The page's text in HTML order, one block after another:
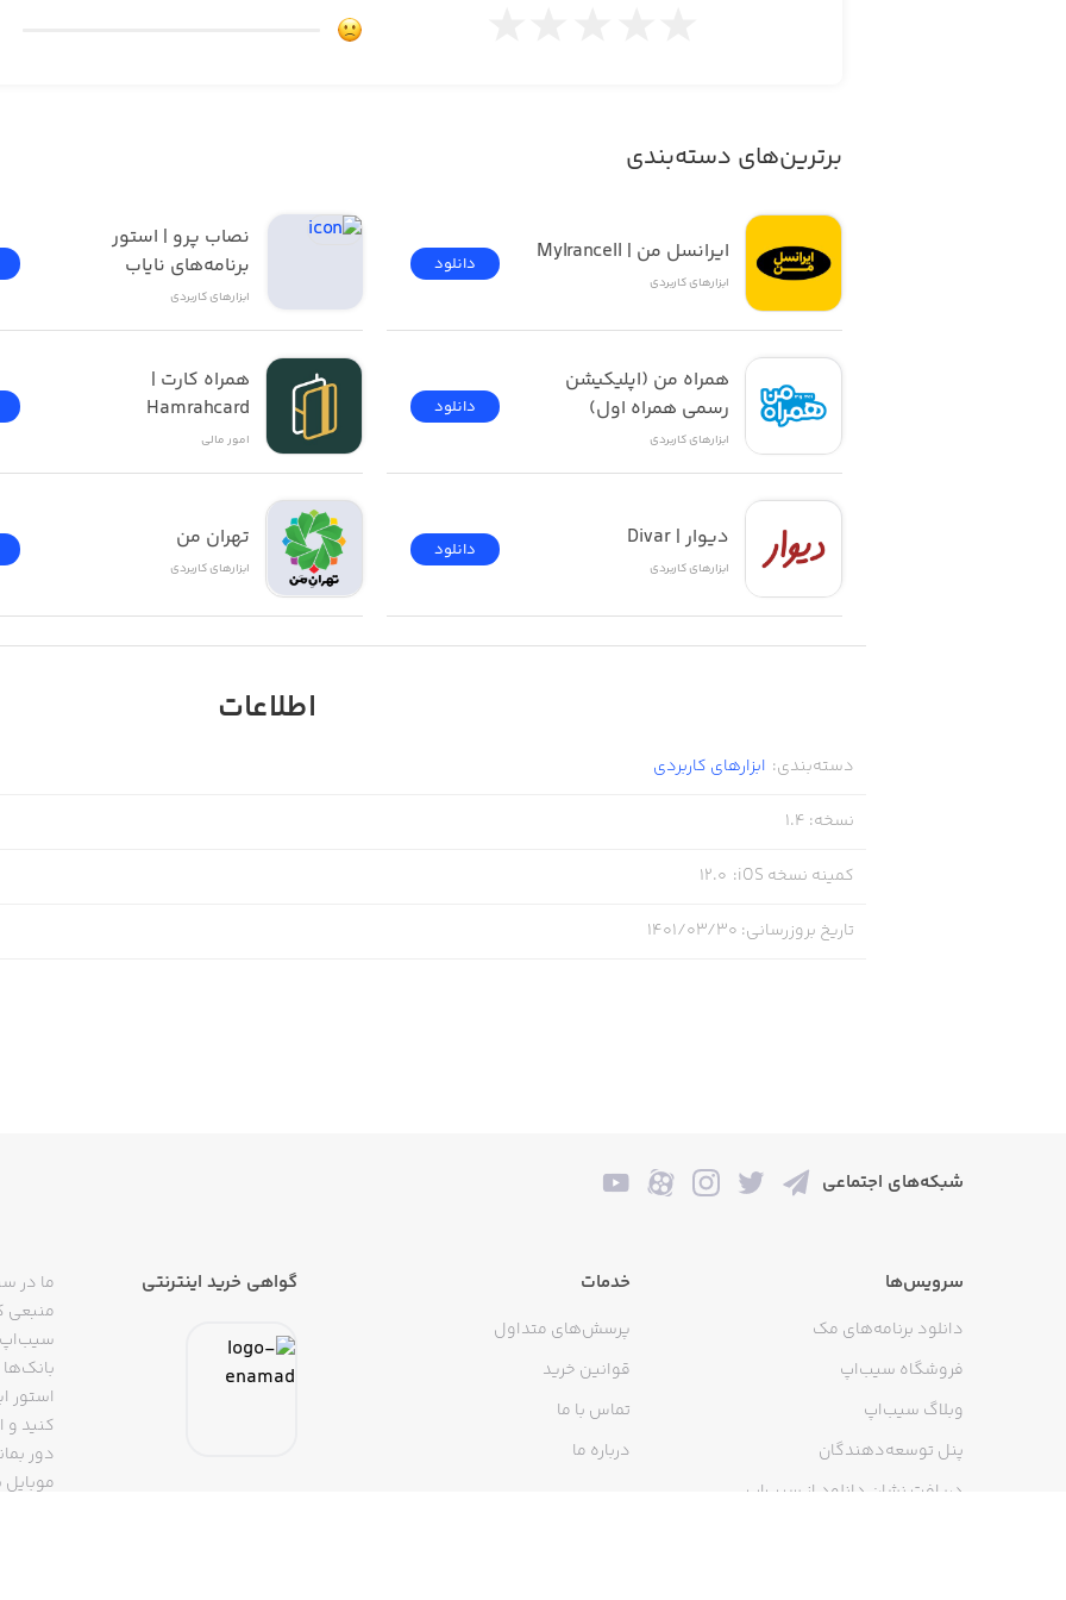
برترین‌های دسته‌بندی
ایرانسل من | MyIrancell
ابزار‌های کاربردی
دانلود
رسمی همراه اول)
ابزار‌های کاربردی
دانلود
دیوار | Divar
ابزار‌های کاربردی
دانلود
برنامه‌های نایاب
ابزار‌های کاربردی
Hamrahcard
امور ‌مالی
تهران من
ابزار‌های کاربردی
اطلاعات
دسته‌بندی: ابزار‌های کاربردی
نسخه:
1.4
کمینه نسخه iOS :
12.0
تاریخ بروزرسانی: ۱۴۰۱/۰۳/۳۰
شبکه‌های اجتماعی
سرویس‌ها
دانلود برنامه‌های مک
فروشگاه سیب‌اپ
وبلاگ سیب‌اپ
پنل توسعه‌دهندگان
دریافت نشان دانلود از سیب‌اپ
خدمات
پرسش‌های متداول
قوانین خرید
تماس با ما
درباره ما
گواهی خرید اینترنتی
ما در
منبعی
سیب‌اپ
استور
دور
موبایل